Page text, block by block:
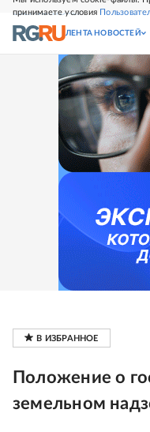
принимаете условия
СВЕЖИЙ НОМЕР
ЛЕНТА НОВОСТЕЙ
Положение о
земельном